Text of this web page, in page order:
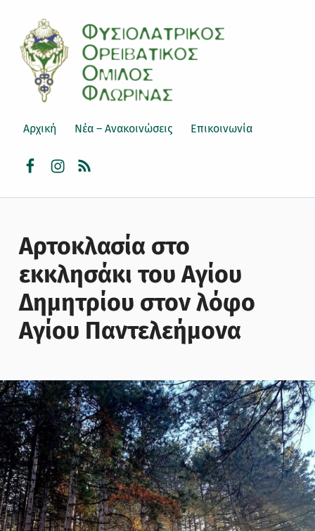
Αρχική Νέα – Ανακοινώσεις Επικοινωνία
Αρτοκλασία στο
εκκλησάκι του Αγίου
Δημητρίου στον λόφο
Αγίου Παντελεήμονα